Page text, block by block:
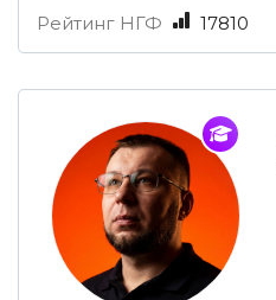
Рейтинг НГФ 17810